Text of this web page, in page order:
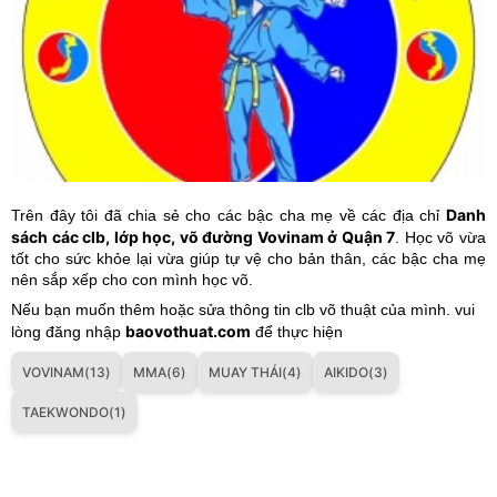
Trên đây tôi đã chia sẻ cho các bậc cha mẹ về các địa chỉ Danh
sách các clb, lớp học, võ đường Vovinam ở Quận 7 . Học võ vừa
tốt cho sức khỏe lại vừa giúp tự vệ cho bản thân, các bậc cha mẹ
nên sắp xếp cho con mình học võ.
Nếu bạn muốn thêm hoặc sửa thông tin clb võ thuật của mình. vui
lòng đăng nhập baovothuat.com để thực hiện
VOVINAM(13) MMA(6) MUAY THÁI(4) AIKIDO(3)
TAEKWONDO(1)